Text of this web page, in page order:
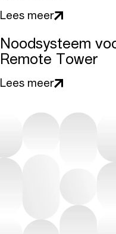
Lees meer
Noodsysteem
Remote Tower
Lees meer